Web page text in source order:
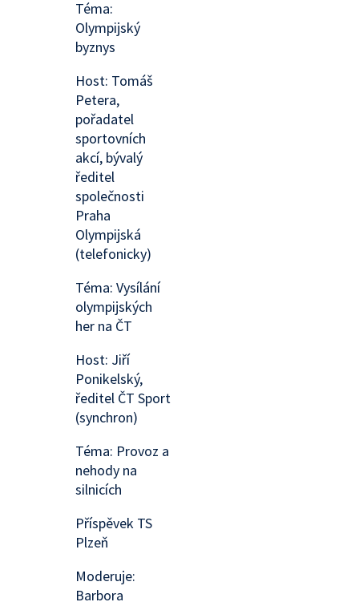
Téma:
Olympijský
byznys
Host: Tomáš
Petera,
pořadatel
sportovních
akcí, bývalý
ředitel
společnosti
Praha
Olympijská
(telefonicky)
Téma: Vysílání
olympijských
her na ČT
Host: Jiří
Ponikelský,
ředitel ČT Sport
(synchron)
Téma: Provoz a
nehody na
silnicích
Příspěvek TS
Plzeň
Moderuje:
Barbora